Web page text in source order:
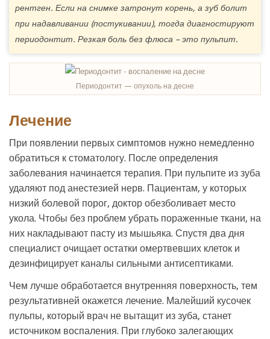
рентген. Если на снимке затронут корень, а зуб болит
при надавливании (постукивании), тогда диагностируют
периодонтит. Резкая боль без флюса – это пульпит.
Периодонтит — опухоль на десне
Лечение
При появлении первых симптомов нужно немедленно
обратиться к стоматологу. После определения
заболевания начинается терапия. При пульпите из зуба
удаляют под анестезией нерв. Пациентам, у которых
низкий болевой порог, доктор обезболивает место
укола. Чтобы без проблем убрать пораженные ткани, на
них накладывают пасту из мышьяка. Спустя два дня
специалист очищает остатки омертвевших клеток и
дезинфицирует каналы сильными антисептиками.
Чем лучше обработается внутренняя поверхность, тем
результативней окажется лечение. Малейший кусочек
пульпы, который врач не вытащит из зуба, станет
источником воспаления. При глубоко залегающих